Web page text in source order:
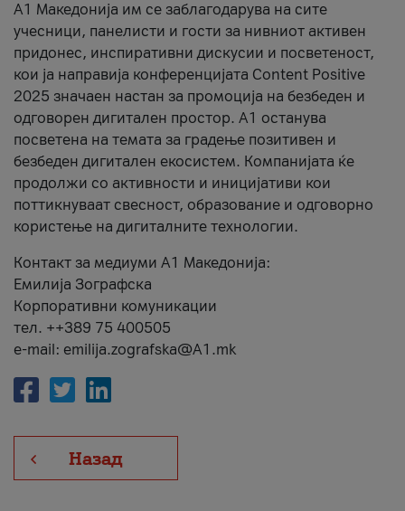
А1 Македонија им се заблагодарува на сите
учесници, панелисти и гости за нивниот активен
придонес, инспиративни дискусии и посветеност,
кои ја направија конференцијата Content Positive
2025 значаен настан за промоција на безбеден и
одговорен дигитален простор. А1 останува
посветена на темата за градење позитивен и
безбеден дигитален екосистем. Компанијата ќе
продолжи со активности и иницијативи кои
поттикнуваат свесност, образование и одговорно
користење на дигиталните технологии.
Контакт за медиуми А1 Македонија:
Емилија Зографска
Корпоративни комуникации
тел. ++389 75 400505
e-mail: emilija.zografska@A1.mk
Назад